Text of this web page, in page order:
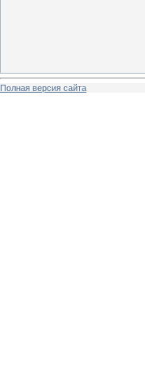
Полная версия сайта